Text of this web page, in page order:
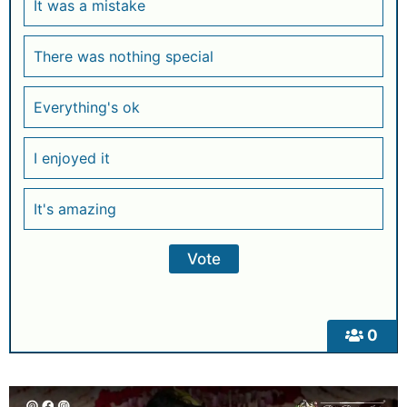
0
It was a mistake
There was nothing special
Everything's ok
I enjoyed it
It's amazing